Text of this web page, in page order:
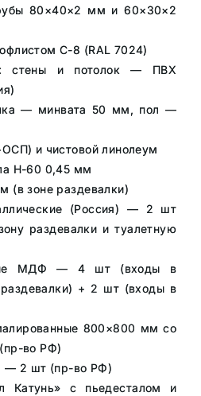
80×40×2 мм и 60×30×2
С-8 (RAL 7024)
стены и потолок — ПВХ
— минвата 50 мм, пол —
и чистовой линолеум
Н-60 0,45 мм
(в зоне раздевалки)
(Россия) — 2 шт
раздевалки и туалетную
МДФ — 4 шт (входы в
+ 2 шт (входы в
800×800 мм со
во РФ)
— 2 шт (пр-во РФ)
Катунь» с пьедесталом и